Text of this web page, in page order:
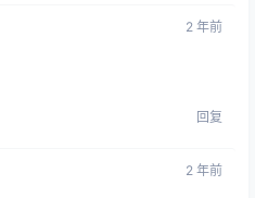
2 年前
回复
2 年前